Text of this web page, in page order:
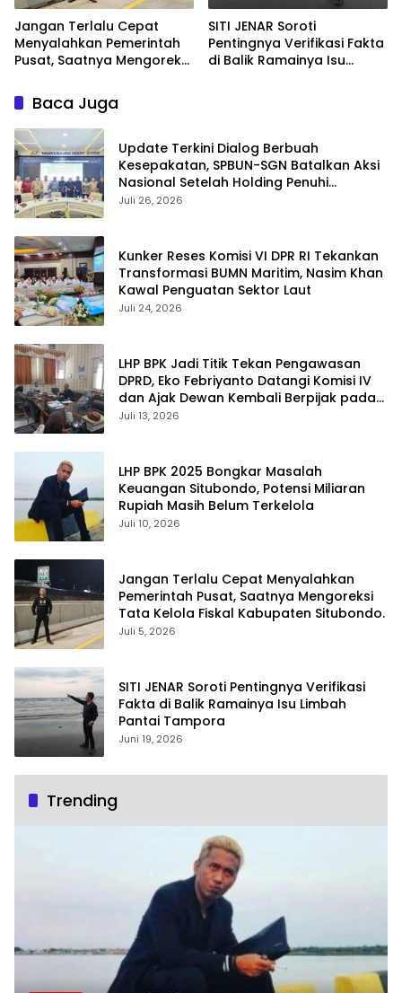
Jangan Terlalu Cepat
Menyalahkan Pemerintah
Pusat, Saatnya Mengoreksi
Kabupaten Situbondo.
SITI JENAR Soroti
Pentingnya Verifikasi Fakta
di Balik Ramainya Isu
Baca Juga
Update Terkini Dialog Berbuah
Kesepakatan, SPBUN-SGN Batalkan Aksi
Nasional Setelah Holding Penuhi
Sejumlah Aspirasi
Juli 26, 2026
Kunker Reses Komisi VI DPR RI Tekankan
Transformasi BUMN Maritim, Nasim Khan
Kawal Penguatan Sektor Laut
Juli 24, 2026
LHP BPK Jadi Titik Tekan Pengawasan
DPRD, Eko Febriyanto Datangi Komisi IV
dan Ajak Dewan Kembali Berpijak pada
Dokumen Resmi Negara
Juli 13, 2026
LHP BPK 2025 Bongkar Masalah
Keuangan Situbondo, Potensi Miliaran
Rupiah Masih Belum Terkelola
Juli 10, 2026
Jangan Terlalu Cepat Menyalahkan
Pemerintah Pusat, Saatnya Mengoreksi
Tata Kelola Fiskal Kabupaten Situbondo.
Juli 5, 2026
SITI JENAR Soroti Pentingnya Verifikasi
Fakta di Balik Ramainya Isu Limbah
Pantai Tampora
Juni 19, 2026
Trending